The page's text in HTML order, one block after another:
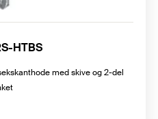
HTBS
med skive og 2-del